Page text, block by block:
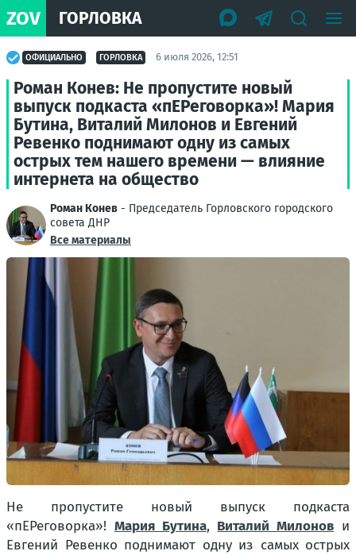
ZOV ГОРЛОВКА
ОФИЦИАЛЬНО ГОРЛОВКА 6 июля 2026, 12:51
Роман Конев: Не пропустите новый
выпуск подкаста «пЕРеговорка»! Мария
Бутина, Виталий Милонов и Евгений
Ревенко поднимают одну из самых
острых тем нашего времени — влияние
интернета на общество
Роман Конев - Председатель Горловского городского
совета ДНР
Все материалы
Не пропустите новый выпуск подкаста
«пЕРеговорка»! Мария Бутина, Виталий Милонов и
Евгений Ревенко поднимают одну из самых острых